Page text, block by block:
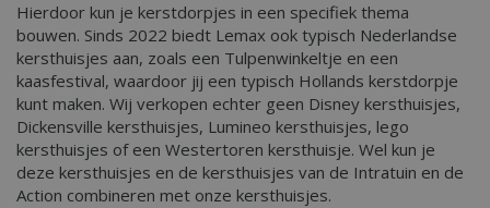
Hierdoor kun je kerstdorpjes in een specifiek thema
bouwen. Sinds 2022 biedt Lemax ook typisch Nederlandse
kersthuisjes aan, zoals een Tulpenwinkeltje en een
kaasfestival, waardoor jij een typisch Hollands kerstdorpje
kunt maken. Wij verkopen echter geen Disney kersthuisjes,
Dickensville kersthuisjes, Lumineo kersthuisjes, lego
kersthuisjes of een Westertoren kersthuisje. Wel kun je
deze kersthuisjes en de kersthuisjes van de Intratuin en de
Action combineren met onze kersthuisjes.